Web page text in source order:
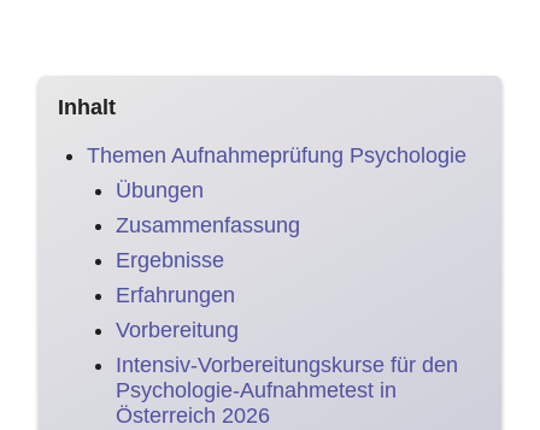
Inhalt
Themen Aufnahmeprüfung Psychologie
Übungen
Zusammenfassung
Ergebnisse
Erfahrungen
Vorbereitung
Intensiv-Vorbereitungskurse für den
Psychologie-Aufnahmetest in
Österreich 2026